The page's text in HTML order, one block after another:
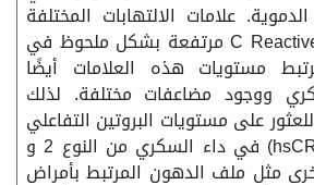
علامات الالتهابات المختلفة
مثل C Reactive Protein CRP مرتفعة بشكل ملحوظ في
مستويات هذه العلامات أيضًا
ووجود مضاعفات مختلفة. لذلك
على مستويات البروتين التفاعلي
عالي الحساسية (hsCRP) في داء السكري من النوع 2 و
مثل ملف الدهون المرتبط بأمراض